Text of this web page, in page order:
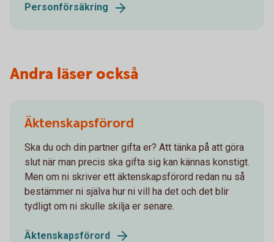
Personförsäkring
Andra läser också
Äktenskapsförord
Ska du och din partner gifta er? Att tänka på att göra
slut när man precis ska gifta sig kan kännas konstigt.
Men om ni skriver ett äktenskapsförord redan nu så
bestämmer ni själva hur ni vill ha det och det blir
tydligt om ni skulle skilja er senare.
Äktenskapsförord